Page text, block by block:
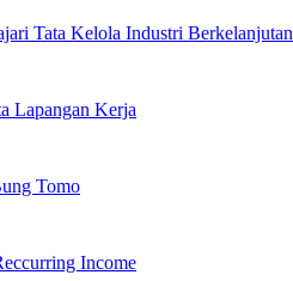
Tata Kelola Industri Berkelanjutan
Lapangan Kerja
Tomo
Income